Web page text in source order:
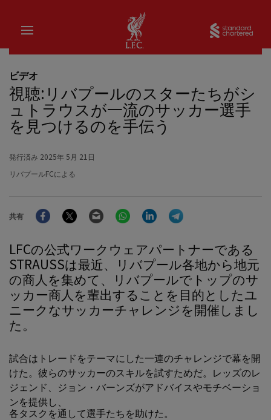
家
ビデオ
視聴:リバプールのスターたちがシ
ュトラウスが一流のサッカー選手
を見つけるのを手伝う
発行済み 2025年 5月 21日
リバプールFCによる
共有
FacebookTwitter Email WhatsAppLinkedIn
LFCの公式ワークウェアパートナーである
STRAUSSは最近、リバプール各地から地元
の商人を集めて、リバプールでトップのサ
ッカー商人を輩出することを目的としたユ
ニークなサッカーチャレンジを開催しまし
た。
試合はトレードをテーマにした一連のチャレンジで幕を開
けた。彼らのサッカーのスキルを試すためだ。レッズのレ
ジェンド、ジョン・バーンズがアドバイスやモチベーショ
ンを提供し、
各タスクを通して選手たちを助けた。